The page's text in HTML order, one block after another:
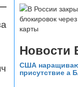
Новости
США
присутствие а